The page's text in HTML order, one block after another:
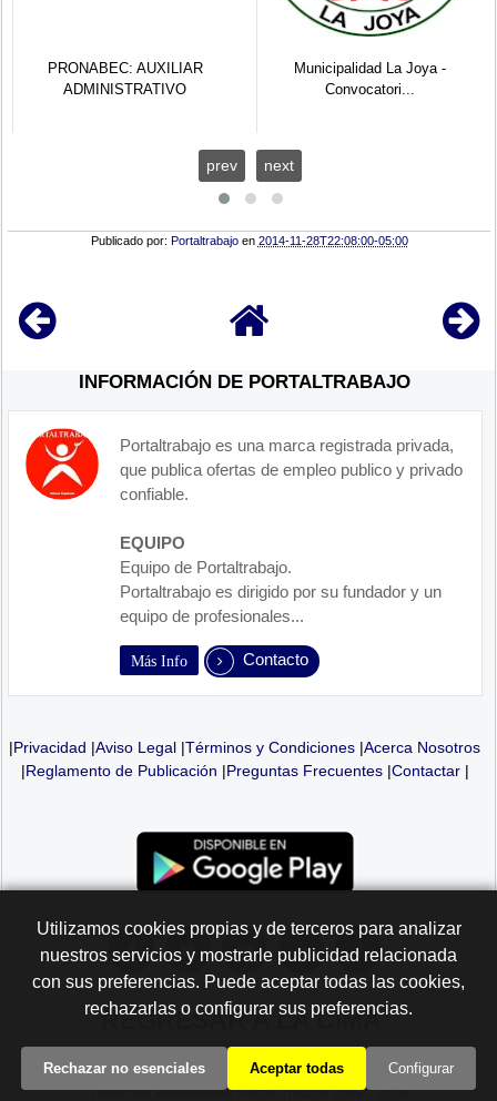
PRONABEC: AUXILIAR
ADMINISTRATIVO
Municipalidad La Joya -
Convocatori...
prev next
Publicado por: Portaltrabajo en 2014-11-28T22:08:00-05:00
INFORMACIÓN DE PORTALTRABAJO
Portaltrabajo es una marca registrada privada,
que publica ofertas de empleo publico y privado
confiable.
EQUIPO
Equipo de Portaltrabajo.
Portaltrabajo es dirigido por su fundador y un
equipo de profesionales...
Más Info Contacto
|Privacidad |Aviso Legal |Términos y Condiciones |Acerca Nosotros
|Reglamento de Publicación |Preguntas Frecuentes|Contactar|
Utilizamos cookies propias y de terceros para analizar
nuestros servicios y mostrarle publicidad relacionada
con sus preferencias. Puede aceptar todas las cookies,
rechazarlas o configurar sus preferencias.
Rechazar no esenciales Aceptar todas Configurar
REGRESAR A LACIMA
Derechos Reservados Portal Trabajo 2009 - 2026